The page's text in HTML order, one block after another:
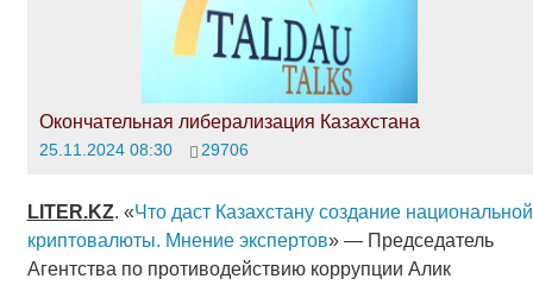
Окончательная либерализация Казахстана
25.11.2024 08:30 29706
LITER.KZ. «Что даст Казахстану создание национальной
криптовалюты. Мнение экспертов» — Председатель
Агентства по противодействию коррупции Алик